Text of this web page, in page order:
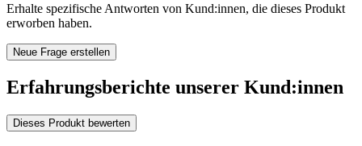
Erhalte spezifische Antworten von Kund:innen, die dieses Produkt
erworben haben.
Neue Frage erstellen
Erfahrungsberichte unserer Kund:innen
Dieses Produkt bewerten